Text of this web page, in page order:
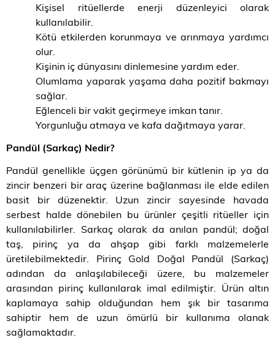
Kişisel ritüellerde enerji düzenleyici olarak
kullanılabilir.
Kötü etkilerden korunmaya ve arınmaya yardımcı
olur.
Kişinin iç dünyasını dinlemesine yardım eder.
Olumlama yaparak yaşama daha pozitif bakmayı
sağlar.
Eğlenceli bir vakit geçirmeye imkan tanır.
Yorgunluğu atmaya ve kafa dağıtmaya yarar.
Pandül (Sarkaç) Nedir?
Pandül genellikle üçgen görünümü bir kütlenin ip ya da
zincir benzeri bir araç üzerine bağlanması ile elde edilen
basit bir düzenektir. Uzun zincir sayesinde havada
serbest halde dönebilen bu ürünler çeşitli ritüeller için
kullanılabilirler. Sarkaç olarak da anılan pandül; doğal
taş, pirinç ya da ahşap gibi farklı malzemelerle
üretilebilmektedir. Pirinç Gold Doğal Pandül (Sarkaç)
adından da anlaşılabileceği üzere, bu malzemeler
arasından pirinç kullanılarak imal edilmiştir. Ürün altın
kaplamaya sahip olduğundan hem şık bir tasarıma
sahiptir hem de uzun ömürlü bir kullanıma olanak
sağlamaktadır.